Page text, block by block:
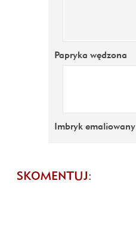
Papryka wędzona
Imbryk emaliowany
SKOMENTUJ: